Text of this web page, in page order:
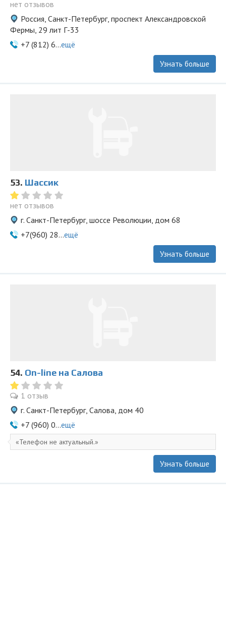
нет отзывов
Россия, Санкт-Петербург, проспект Александровской
Фермы, 29 лит Г-33
+7 (812) 6...ещё
Узнать больше
53. Шассик
нет отзывов
г. Санкт-Петербург, шоссе Революции, дом 68
+7(960) 28...ещё
Узнать больше
54. On-line на Салова
1 отзыв
г. Санкт-Петербург, Салова, дом 40
+7 (960) 0...ещё
Телефон не актуальный.
Узнать больше